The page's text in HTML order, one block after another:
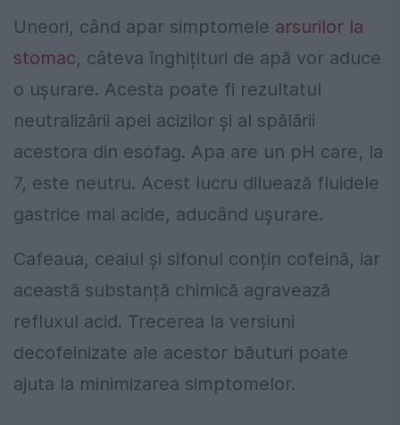
Uneori, când apar simptomele arsurilor la
stomac, câteva înghițituri de apă vor aduce
o ușurare. Acesta poate fi rezultatul
neutralizării apei acizilor și al spălării
acestora din esofag. Apa are un pH care, la
7, este neutru. Acest lucru diluează fluidele
gastrice mai acide, aducând ușurare.
Cafeaua, ceaiul și sifonul conțin cofeină, iar
această substanță chimică agravează
refluxul acid. Trecerea la versiuni
decofeinizate ale acestor băuturi poate
ajuta la minimizarea simptomelor.